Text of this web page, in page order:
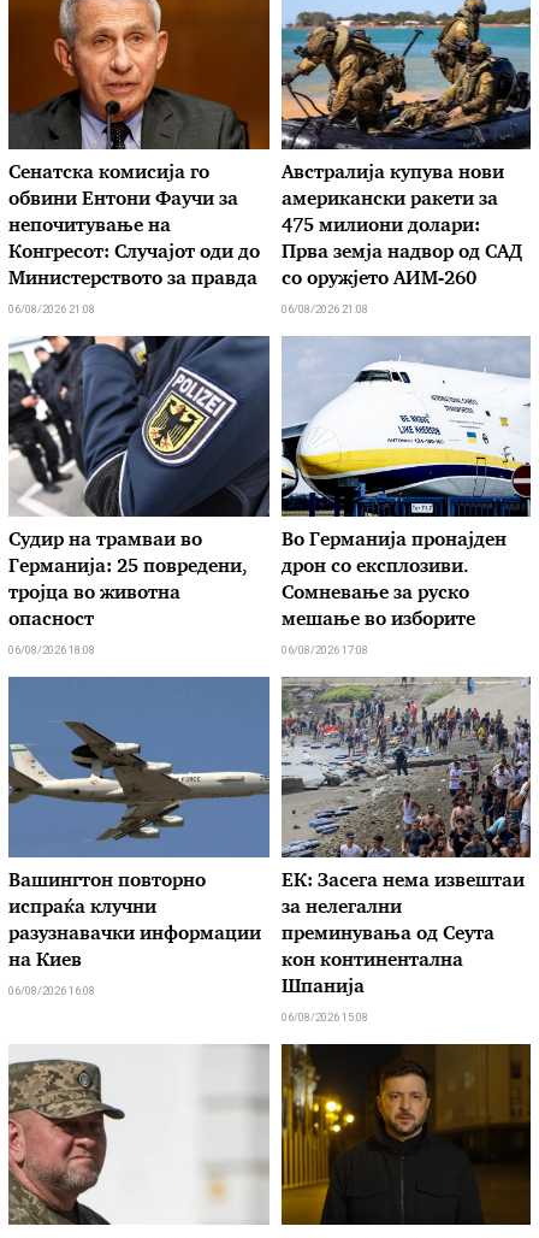
Сенатска комисија го
обвини Ентони Фаучи за
непочитување на
Конгресот: Случајот оди до
Министерството за правда
06/08/2026 21:08
Австралија купува нови
американски ракети за
475 милиони долари:
Прва земја надвор од САД
со оружјето АИМ-260
06/08/2026 21:08
Судир на трамваи во
Германија: 25 повредени,
тројца во животна
опасност
06/08/2026 18:08
Во Германија пронајден
дрон со експлозиви.
Сомневање за руско
мешање во изборите
06/08/2026 17:08
Вашингтон повторно
испраќа клучни
разузнавачки информации
на Киев
06/08/2026 16:08
ЕК: Засега нема извештаи
за нелегални
преминувања од Сеута
кон континентална
Шпанија
06/08/2026 15:08